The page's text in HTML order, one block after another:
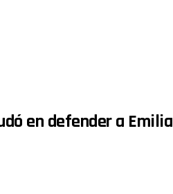
en defender a Emilia